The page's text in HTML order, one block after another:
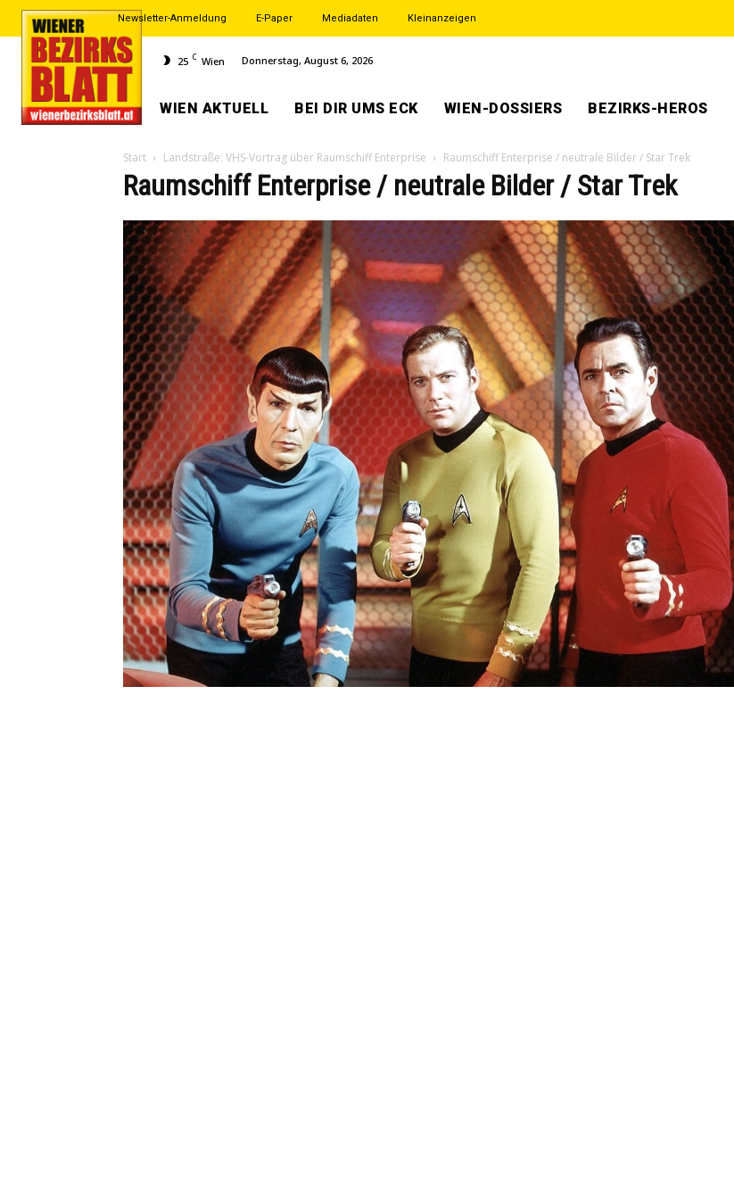
Newsletter-Anmeldung E-Paper Mediadaten Kleinanzeigen
25 C Wien Donnerstag, August 6, 2026
WIEN AKTUELL BEI DIR UMS ECK WIEN-DOSSIERS BEZIRKS-HEROS
Start Landstraße: VHS-Vortrag über Raumschiff Enterprise Raumschiff Enterprise / neutrale Bilder / Star Trek
Raumschiff Enterprise / neutrale Bilder / Star Trek